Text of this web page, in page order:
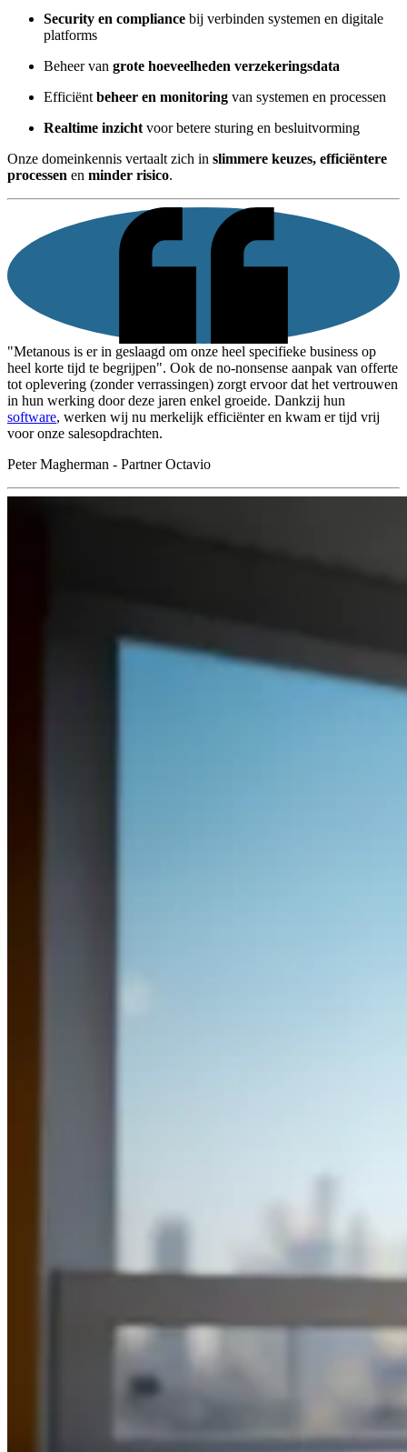
Security en compliance bij verbinden systemen en digitale
platforms
Beheer van grote hoeveelheden verzekeringsdata
Efficiënt beheer en monitoring van systemen en processen
Realtime inzicht voor betere sturing en besluitvorming
Onze domeinkennis vertaalt zich in slimmere keuzes, efficiëntere
processen en minder risico.
"Metanous is er in geslaagd om onze heel specifieke business op
heel korte tijd te begrijpen". Ook de no-nonsense aanpak van offerte
tot oplevering (zonder verrassingen) zorgt ervoor dat het vertrouwen
in hun werking door deze jaren enkel groeide. Dankzij hun
software, werken wij nu merkelijk efficiënter en kwam er tijd vrij
voor onze salesopdrachten.
Peter Magherman - Partner Octavio